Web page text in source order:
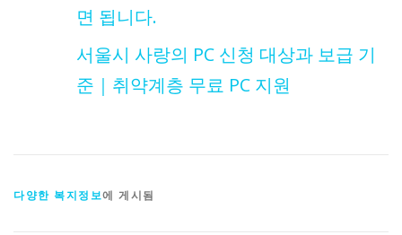
면 됩니다.
서울시 사랑의 PC 신청 대상과 보급 기
준｜취약계층 무료 PC 지원
다양한 복지정보에 게시됨